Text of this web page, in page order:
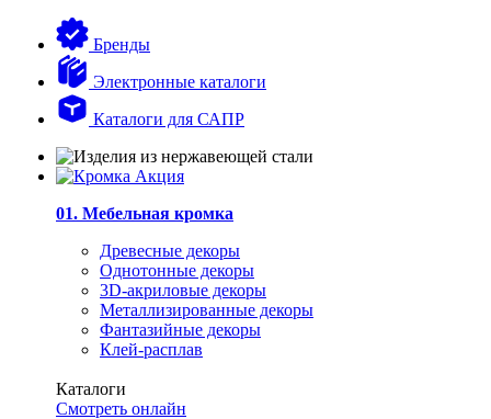
Бренды
Электронные каталоги
Каталоги для САПР
01. Мебельная кромка
Древесные декоры
Однотонные декоры
3D-акриловые декоры
Металлизированные декоры
Фантазийные декоры
Клей-расплав
Каталоги
Смотреть онлайн